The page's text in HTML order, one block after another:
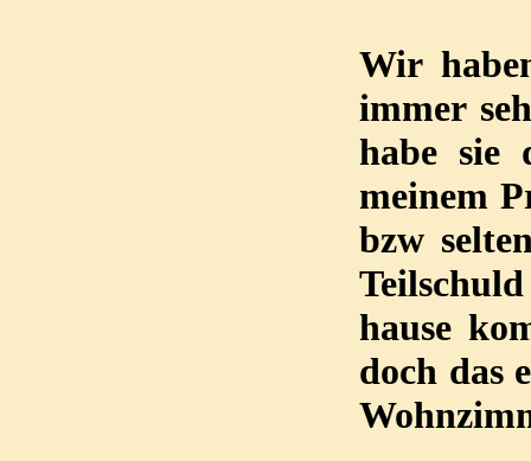
Wir
immer
habe sie
meinem
bzw
hause
doch das